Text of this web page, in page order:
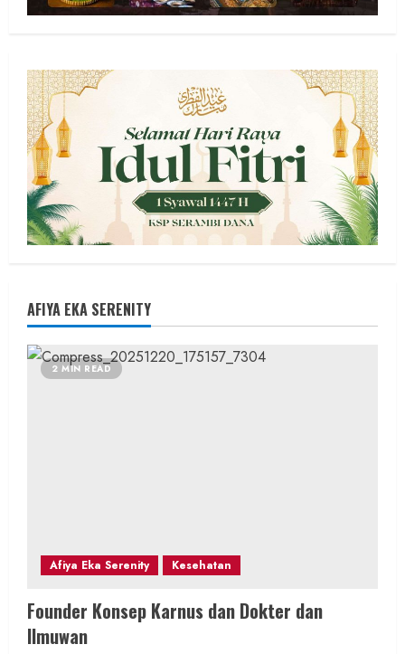
AFIYA EKA SERENITY
2 MIN READ
Afiya Eka Serenity Kesehatan
Founder Konsep Karnus dan Dokter dan
Ilmuwan